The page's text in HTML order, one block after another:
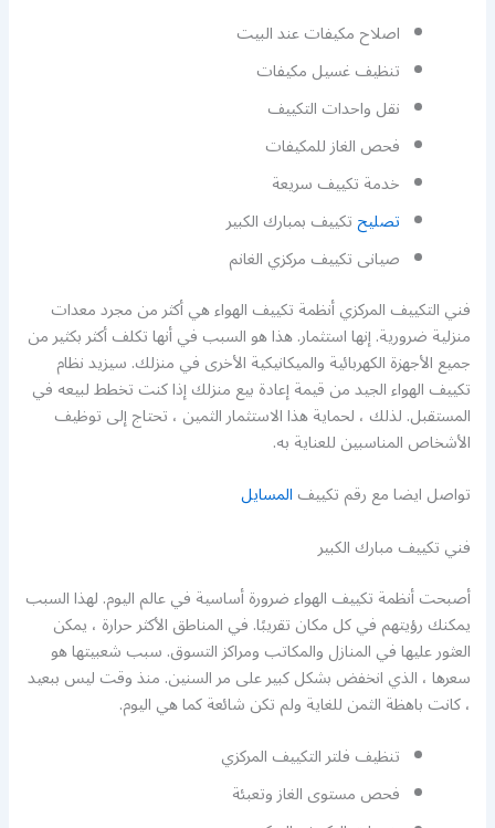
اصلاح مكيفات عند البيت
تنظيف غسيل مكيفات
نقل واحدات التكييف
فحص الغاز للمكيفات
خدمة تكييف سريعة
تصليحتكييف بمبارك الكبير
صيانى تكييف مركزي الغانم
فني التكييف المركزي أنظمة تكييف الهواء هي أكثر من مجرد معدات
منزلية ضرورية. إنها استثمار. هذا هو السبب في أنها تكلف أكثر بكثير من
جميع الأجهزة الكهربائية والميكانيكية الأخرى في منزلك. سيزيد نظام
تكييف الهواء الجيد من قيمة إعادة بيع منزلك إذا كنت تخطط لبيعه في
المستقبل. لذلك ، لحماية هذا الاستثمار الثمين ، تحتاج إلى توظيف
الأشخاص المناسبين للعناية به.
تواصل ايضا مع رقم تكييفالمسايل
فني تكييف مبارك الكبير
أصبحت أنظمة تكييف الهواء ضرورة أساسية في عالم اليوم. لهذا السبب
يمكنك رؤيتهم في كل مكان تقريبًا. في المناطق الأكثر حرارة ، يمكن
العثور عليها في المنازل والمكاتب ومراكز التسوق. سبب شعبيتها هو
سعرها ، الذي انخفض بشكل كبير على مر السنين. منذ وقت ليس ببعيد
، كانت باهظة الثمن للغاية ولم تكن شائعة كما هي اليوم.
تنظيف فلتر التكييف المركزي
فحص مستوى الغاز وتعبئة